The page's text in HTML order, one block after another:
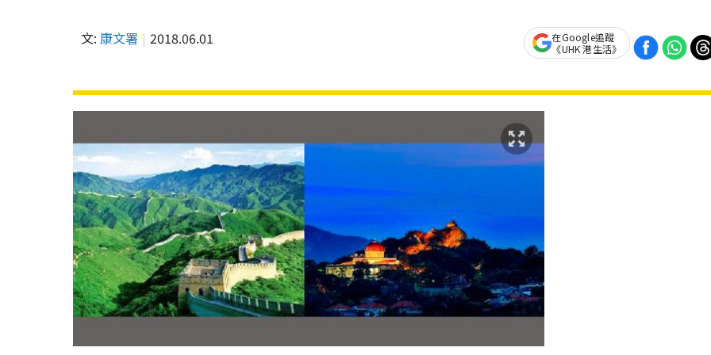
文: 康文署 2018.06.01
在Google追蹤
《UHK 港生活》